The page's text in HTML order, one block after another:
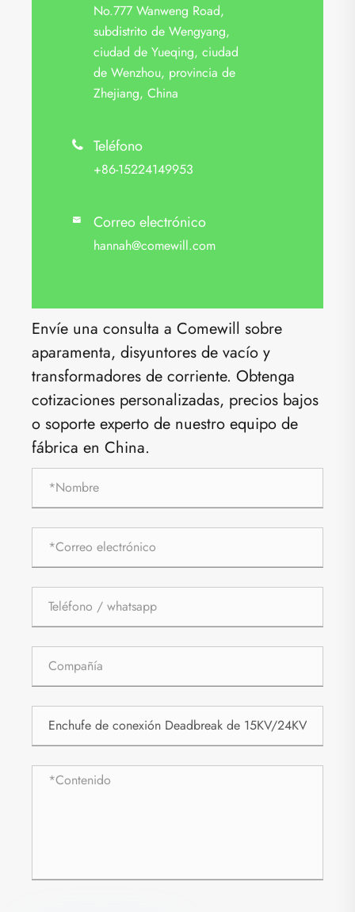
No.777 Wanweng Road,
subdistrito de Wengyang,
ciudad de Yueqing, ciudad
de Wenzhou, provincia de
Zhejiang, China
 Teléfono
+86-15224149953
 Correo electrónico
hannah@comewill.com
Envíe una consulta a Comewill sobre
aparamenta, disyuntores de vacío y
transformadores de corriente. Obtenga
cotizaciones personalizadas, precios bajos
o soporte experto de nuestro equipo de
fábrica en China.